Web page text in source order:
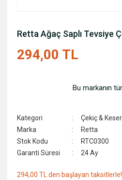
Retta Ağaç Saplı Tevsiye
294,00 TL
Bu markanın
Kategori
Çekiç &
Marka
Retta
Stok Kodu
RTC0300
Garanti Süresi
24 Ay
294,00 TL den başlayan